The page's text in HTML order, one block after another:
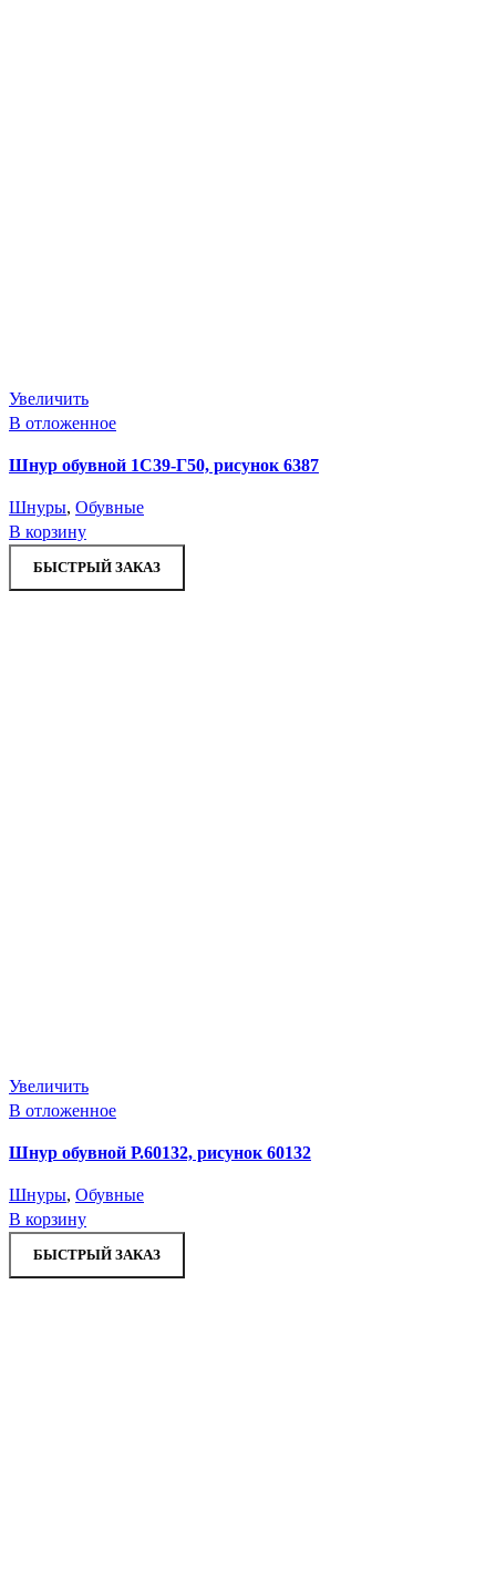
Увеличить
В отложенное
Шнур обувной 1С39-Г50, рисунок 6387
Шнуры, Обувные
В корзину
БЫСТРЫЙ ЗАКАЗ
Увеличить
В отложенное
Шнур обувной Р.60132, рисунок 60132
Шнуры, Обувные
В корзину
БЫСТРЫЙ ЗАКАЗ